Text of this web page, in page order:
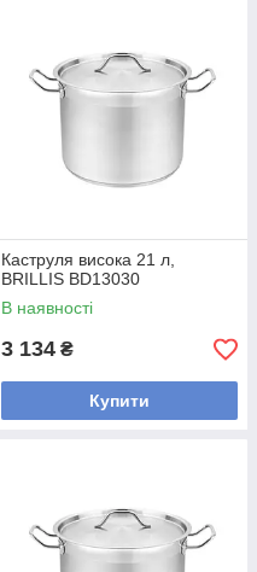
Каструля висока 21 л,
BRILLIS BD13030
В наявності
3 134 ₴
Купити